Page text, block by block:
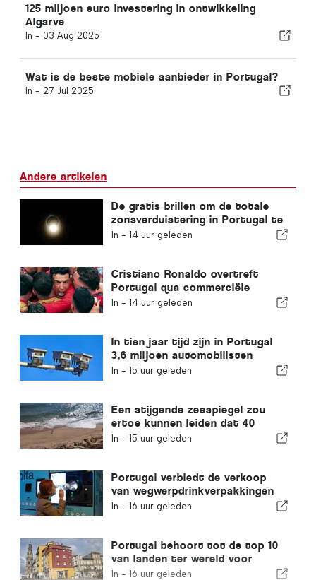
125 miljoen euro investering in ontwikkeling
Algarve
In - 03 Aug 2025
Wat is de beste mobiele aanbieder in Portugal?
In - 27 Jul 2025
Andere artikelen
De gratis brillen om de totale
zonsverduistering in Portugal te
bekijken zijn op
In - 14 uur geleden
Cristiano Ronaldo overtreft
Portugal qua commerciële
waarde
In - 14 uur geleden
In tien jaar tijd zijn in Portugal
3,6 miljoen automobilisten
betrapt op te hard rijden
In - 15 uur geleden
Een stijgende zeespiegel zou
ertoe kunnen leiden dat 40
procent van de stranden in
In - 15 uur geleden
Portugal verbiedt de verkoop
van wegwerpdrinkverpakkingen
zonder Volta-label
In - 16 uur geleden
Portugal behoort tot de top 10
van landen ter wereld voor
expats
In - 16 uur geleden